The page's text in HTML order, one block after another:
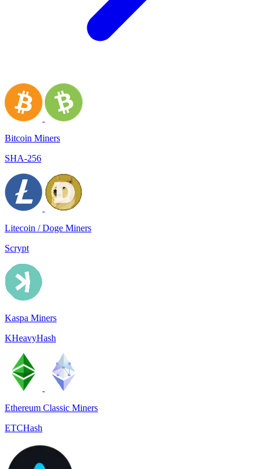
Bitcoin Miners
SHA-256
Litecoin / Doge Miners
Scrypt
Kaspa Miners
KHeavyHash
Ethereum Classic Miners
ETCHash